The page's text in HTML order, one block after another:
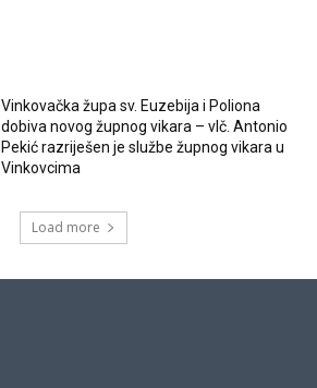
Vinkovačka župa sv. Euzebija i Poliona
dobiva novog župnog vikara – vlč. Antonio
Pekić razriješen je službe župnog vikara u
Vinkovcima
Load more